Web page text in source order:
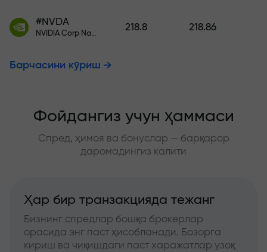
#NVDA
NVIDIA Corp Nasdaq Stock Exchange (Nasdaq) USD
218.8 218.86
Барчасини кўриш
Фойдангиз учун ҳаммаси
Спред, ҳимоя ва бонуслар — барқарор
даромадингиз калити
Ҳар бир транзакцияда тежанг
Бизнинг спредлар бошқа брокерлар
орасида энг паст ҳисобланади. Бозорга
кириш ва чиқишдаги паст харажатлар узоқ